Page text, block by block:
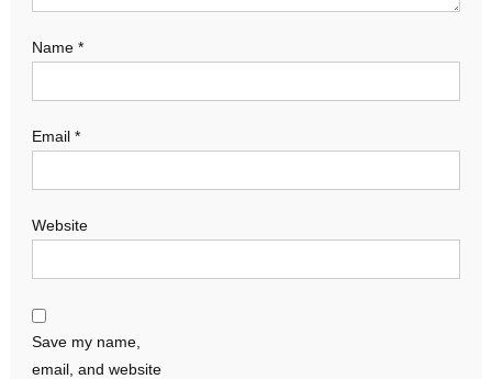
Name *
Email *
Website
Save my name,
email, and website